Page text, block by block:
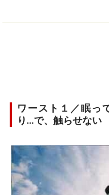
ワースト１／眠っ
り…で、触らせない